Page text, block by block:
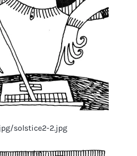
solstice2-2.jpg